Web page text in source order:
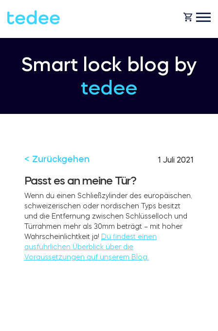
WIE FUNKTIONIERT ES?
Für Geschäfte
Integrationen
Tedee GO
Tedee GO2
Tedee PRO
BLOG
FILIALSUCHER
Smart lock blog by
tedee
< Zurückgehen 1 Juli 2021
Passt es an meine Tür?
Wenn du einen Schließzylinder des europäischen,
schweizerischen oder nordischen Typs besitzt
und die Entfernung zwischen Schlüsselloch und
Türrahmen mehr als 30mm beträgt – mit hoher
Wahrscheinlichtkeit ja!
Du findest einen
ausführlichen Überblick über die
Voraussetzungen auf unserem Blog.